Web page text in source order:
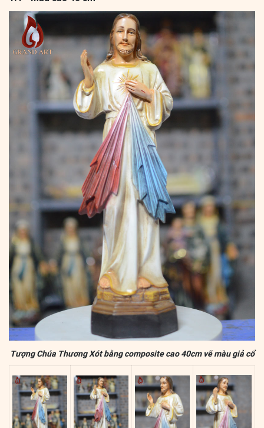
Tượng Chúa Thương Xót bằng composite cao 40cm vẽ màu giả cổ